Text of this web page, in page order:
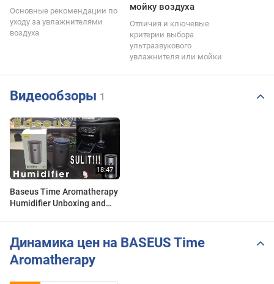
Основные рекомендации по
уходу за увлажнителями
воздуха
мойку воздуха
Отличия и ключевые
критерии выбора
ультразвукового
увлажнителя или мойки
Видеообзоры 1
Baseus Time Aromatherapy
Humidifier Unboxing and
Динамика цен на BASEUS Time
Aromatherapy